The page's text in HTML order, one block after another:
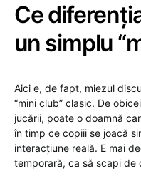
Ce
un simplu
Aici e, de fapt, miezul
“mini club” clasic. De
jucării, poate o doamnă
în timp ce copiii se joacă
interacțiune reală. E mai
temporară, ca să scapi de